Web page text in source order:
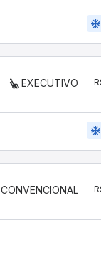
ac_unit
EXECUTIVO
ac_unit
CONVENCIONAL